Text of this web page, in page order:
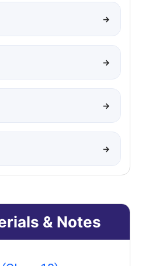
→
→
→
→
& Notes